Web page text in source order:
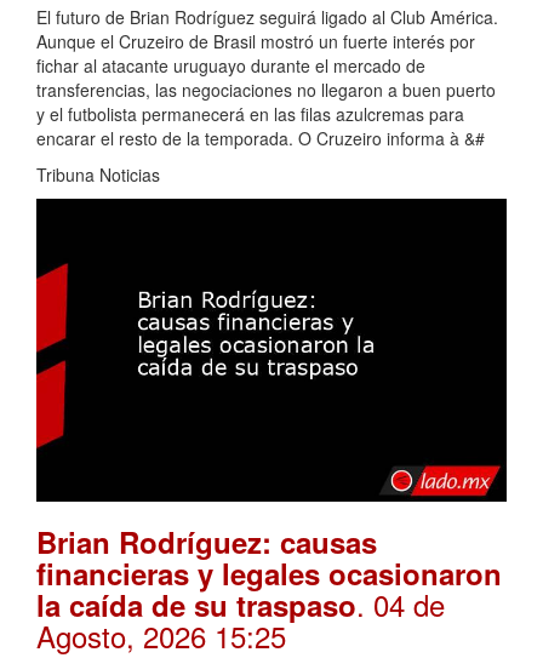
El futuro de Brian Rodríguez seguirá ligado al Club América.
Aunque el Cruzeiro de Brasil mostró un fuerte interés por
fichar al atacante uruguayo durante el mercado de
transferencias, las negociaciones no llegaron a buen puerto
y el futbolista permanecerá en las filas azulcremas para
encarar el resto de la temporada. O Cruzeiro informa à &#
Tribuna Noticias
Brian Rodríguez: causas
financieras y legales ocasionaron
la caída de su traspaso. 04 de
Agosto, 2026 15:25